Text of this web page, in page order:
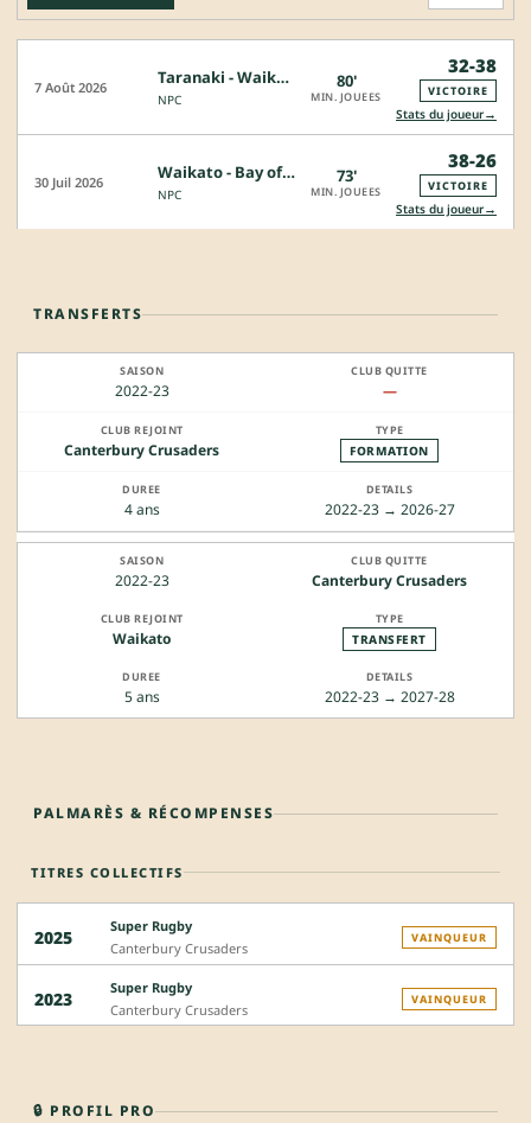
7 Août 2026 Taranaki - Waikato
NPC
80'
MIN. JOUEES
32-38
VICTOIRE
Stats du joueur→
30 Juil 2026 Waikato - Bay of Plenty
NPC
73'
MIN. JOUEES
38-26
VICTOIRE
Stats du joueur→
TRANSFERTS
2022-23 —
Canterbury Crusaders FORMATION
4 ans 2022-23 → 2026-27
2022-23 Canterbury Crusaders
Waikato TRANSFERT
5 ans 2022-23 → 2027-28
PALMARÈS & RÉCOMPENSES
TITRES COLLECTIFS
2025
Super Rugby
Canterbury Crusaders
VAINQUEUR
2023
Super Rugby
Canterbury Crusaders
VAINQUEUR
🔒 PROFIL PRO